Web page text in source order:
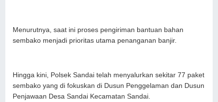
Menurutnya, saat ini proses pengiriman bantuan bahan
sembako menjadi prioritas utama penanganan banjir.
Hingga kini, Polsek Sandai telah menyalurkan sekitar 77 paket
sembako yang di fokuskan di Dusun Penggelaman dan Dusun
Penjawaan Desa Sandai Kecamatan Sandai.